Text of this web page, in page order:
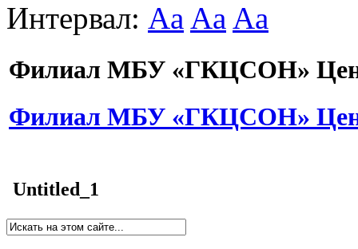
Интервал: Aa Aa Aa
Филиал МБУ «ГКЦСОН»
Филиал МБУ «ГКЦСОН»
Untitled_1